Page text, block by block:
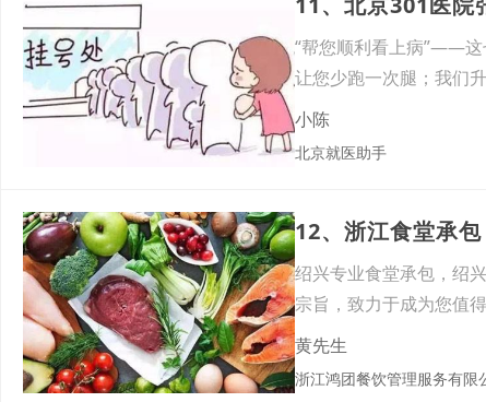
“帮您顺利看上病”——这
让您少跑一次腿；我们
您
小陈
北京就医助手
12、浙江食堂承
绍兴专业食堂承包，绍
宗旨，致力于成为您值
企
黄先生
浙江鸿团餐饮管理服务有限